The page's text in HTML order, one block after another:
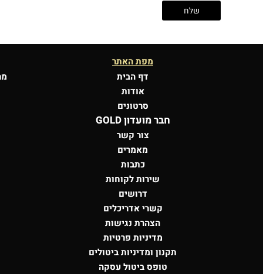
מפת האתר
דף הבית
אודות
סרטונים
חבר מועדון GOLD
צור קשר
מאמרים
כתבות
שירות לקוחות
דרושים
קשרי אדריכלים
הצהרת נגישות
מדיניות פרטיות
תקנון ומדיניות ביטולים
טופס ביטול עסקה